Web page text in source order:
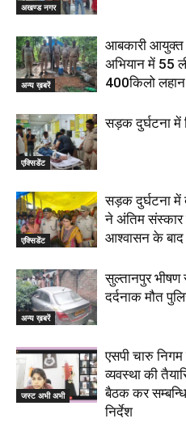
अखण्ड नगर
अन्य ख़बरें
आबकारी आयुक्त
अभियान में 55
400किलो
एक्सिडेंट
सड़क दुर्घटना में
एक्सिडेंट
सड़क दुर्घटना में
ने अंतिम संस्कार
आश्वासन के बाद
अन्य ख़बरें
सुल्तानपुर भीषण
दर्दनाक मौत
जस्ट अभी अभी
एसपी चारु निगम
व्यवस्था की
बैठक कर
निर्देश